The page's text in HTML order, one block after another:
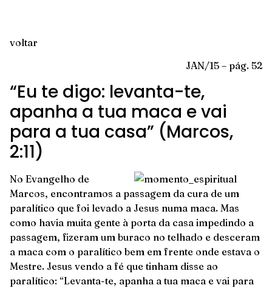
voltar
JAN/15 – pág. 52
“Eu te digo: levanta-te,
apanha a tua maca e vai
para a tua casa” (Marcos,
2:11)
No Evangelho de
Marcos, encontramos a passagem da cura de um
paralítico que foi levado a Jesus numa maca. Mas
como havia muita gente à porta da casa impedindo a
passagem, fizeram um buraco no telhado e desceram
a maca com o paralítico bem em frente onde estava o
Mestre. Jesus vendo a fé que tinham disse ao
paralítico: “Levanta-te, apanha a tua maca e vai para